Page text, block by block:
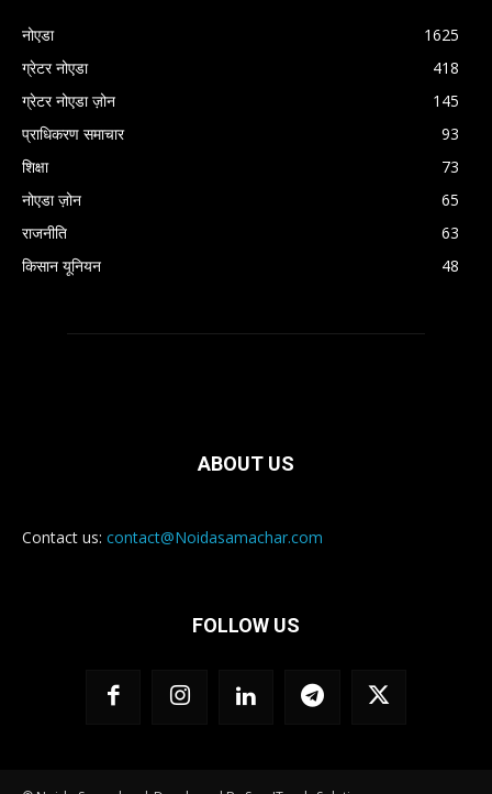
नोएडा
1625
ग्रेटर नोएडा
418
ग्रेटर नोएडा ज़ोन
145
प्राधिकरण समाचार
93
शिक्षा
73
नोएडा ज़ोन
65
राजनीति
63
किसान यूनियन
48
ABOUT US
Contact us: contact@Noidasamachar.com
FOLLOW US